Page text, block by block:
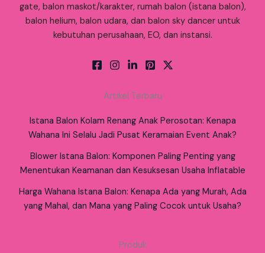
gate, balon maskot/karakter, rumah balon (istana balon),
balon helium, balon udara, dan balon sky dancer untuk
kebutuhan perusahaan, EO, dan instansi.
Artikel Terbaru
Istana Balon Kolam Renang Anak Perosotan: Kenapa
Wahana Ini Selalu Jadi Pusat Keramaian Event Anak?
Blower Istana Balon: Komponen Paling Penting yang
Menentukan Keamanan dan Kesuksesan Usaha Inflatable
Harga Wahana Istana Balon: Kenapa Ada yang Murah, Ada
yang Mahal, dan Mana yang Paling Cocok untuk Usaha?
Produk